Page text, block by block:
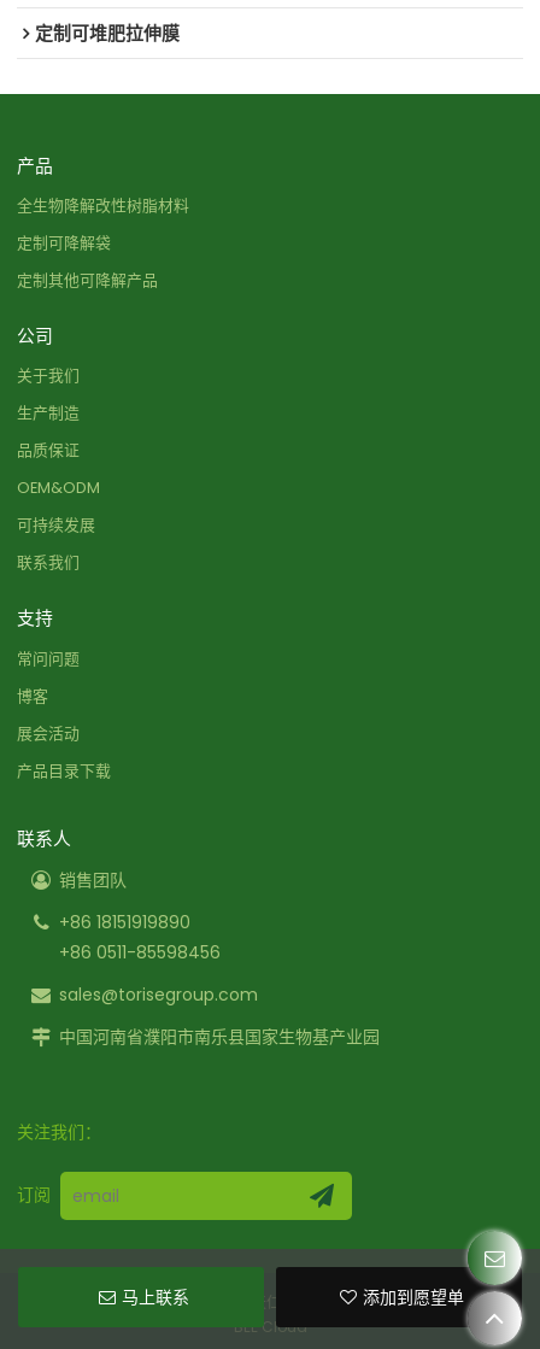
马上联系 添加到愿望单
定制可堆肥拉伸膜
产品
全生物降解改性树脂材料
定制可降解袋
定制其他可降解产品
公司
关于我们
生产制造
品质保证
OEM&ODM
可持续发展
联系我们
支持
常问问题
博客
展会活动
产品目录下载
联系人
销售团队
+86 18151919890
+86 0511-85598456
sales@torisegroup.com
中国河南省濮阳市南乐县国家生物基产业园
关注我们：
订阅
Copyright © 2026 河南龙都天仁生物材料有限公司Support By
BEE Cloud